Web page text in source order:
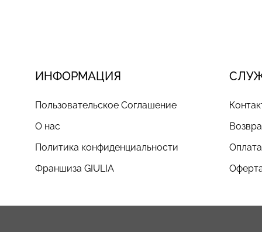
ИНФОРМАЦИЯ
Пользовательское Соглашение
О нас
Политика конфиденциальности
Франшиза GIULIA